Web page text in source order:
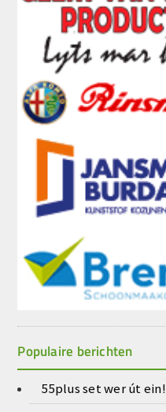
Populaire berichten
55plus set wer út ein!